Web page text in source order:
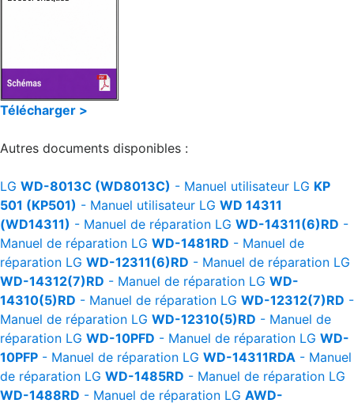
Télécharger >
Autres documents disponibles :
LG WD-8013C (WD8013C) - Manuel utilisateur LG KP
501 (KP501) - Manuel utilisateur LG WD 14311
(WD14311) - Manuel de réparation LG WD-14311(6)RD -
Manuel de réparation LG WD-1481RD - Manuel de
réparation LG WD-12311(6)RD - Manuel de réparation LG
WD-14312(7)RD - Manuel de réparation LG WD-
14310(5)RD - Manuel de réparation LG WD-12312(7)RD -
Manuel de réparation LG WD-12310(5)RD - Manuel de
réparation LG WD-10PFD - Manuel de réparation LG WD-
10PFP - Manuel de réparation LG WD-14311RDA - Manuel
de réparation LG WD-1485RD - Manuel de réparation LG
WD-1488RD - Manuel de réparation LG AWD-